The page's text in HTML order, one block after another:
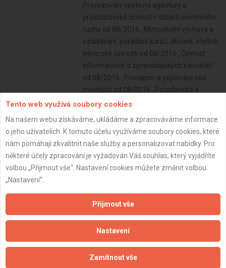
Tento web využívá soubory cookies
Na našem webu získáváme, ukládáme a zpracováváme informace
o jeho uživatelích. K tomuto účelu využíváme soubory cookies, které
nám pomáhají zkvalitnit naše služby a personalizovat nabídky. Pro
některé účely zpracování je vyžadován Váš souhlas, který vyjádříte
volbou „Přijmout vše“. Nastavení cookies můžete změnit volbou
„Nastavení“.
Přijmout vše
Nastavení
Zamítnout vše